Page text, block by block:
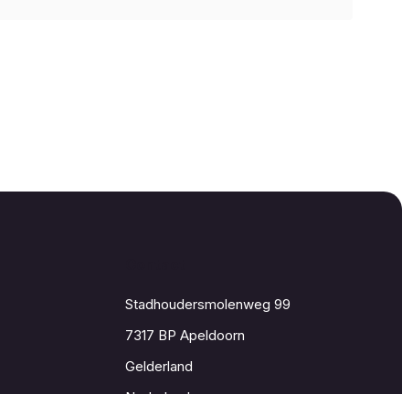
Stadhoudersmolenweg 99
7317 BP Apeldoorn
Gelderland